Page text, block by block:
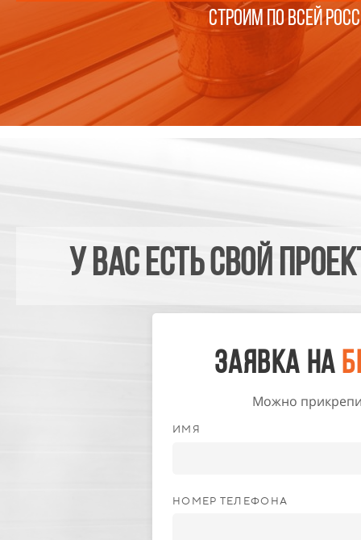
Строим по всей
У вас есть свой
Заявка на
Можно
ИМЯ
НОМЕР ТЕЛЕФОНА